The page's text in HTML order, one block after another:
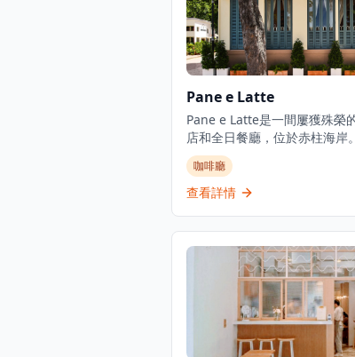
Pane e Latte
Pane e Latte是一間屢獲殊榮
店和全日餐廳，位於赤柱海岸
Pirata Group經營的優雅意式
感覺像意大利夢幻的海濱咖啡
赤柱的週末人潮。從日出到日
沉浸式烘焙概念經營，名稱喚
的「麵包和牛奶」。
咖啡廳
查看詳情